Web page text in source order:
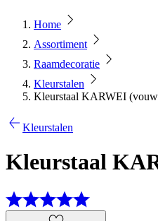
Home
Assortiment
Raamdecoratie
Kleurstalen
Kleurstaal KARWEI
Kleurstalen
Kleurstaal